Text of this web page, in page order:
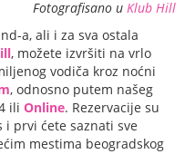
Fotografisano u Klub Hill
a, ali i za sva ostala
, možete izvršiti na vrlo
vodiča kroz noćni
, odnosno putem našeg
ili Online. Rezervacije su
i prvi ćete saznati sve
mestima beogradskog